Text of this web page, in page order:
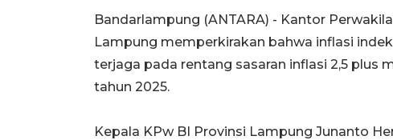
Bandarlampung (ANTARA) - Kantor
Lampung memperkirakan bahwa inflasi
terjaga pada rentang sasaran inflasi 2,5 plus
tahun 2025.
Kepala KPw BI Provinsi Lampung Junanto